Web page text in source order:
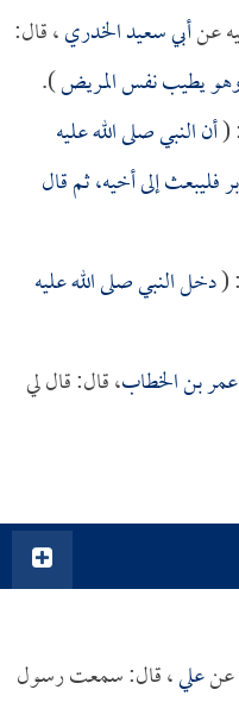
عنأبي سعيد الخدري، قال:
وهو يطيب نفس المريض).
: (أن النبي صلى الله عليه
إلى أخيه، ثم قال
(دخل النبي صلى الله عليه
عمر بن الخطاب، قال: قال لي
عنعلي، قال: سمعت رسول